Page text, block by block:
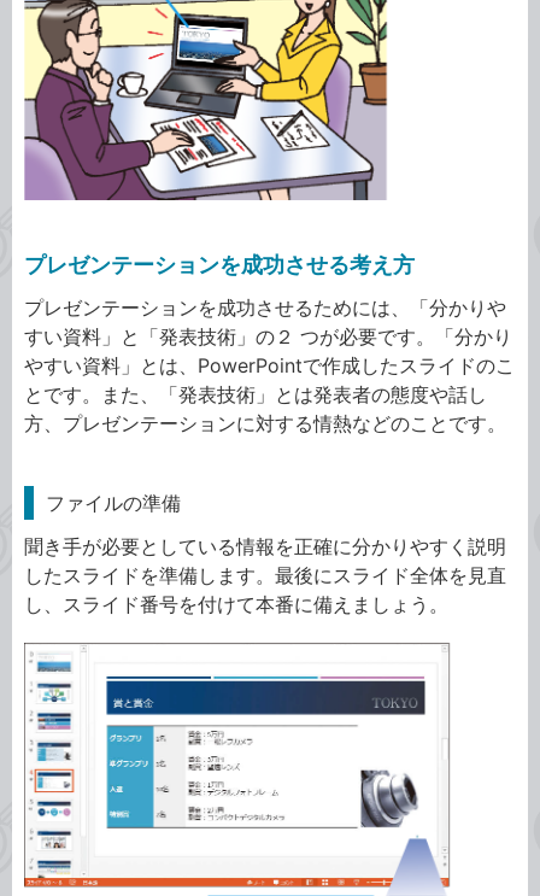
プレゼンテーションを成功させる考え方
プレゼンテーションを成功させるためには、「分かりや
すい資料」と「発表技術」の２ つが必要です。「分かり
やすい資料」とは、PowerPointで作成したスライドのこ
とです。また、「発表技術」とは発表者の態度や話し
方、プレゼンテーションに対する情熱などのことです。
ファイルの準備
聞き手が必要としている情報を正確に分かりやすく説明
したスライドを準備します。最後にスライド全体を見直
し、スライド番号を付けて本番に備えましょう。